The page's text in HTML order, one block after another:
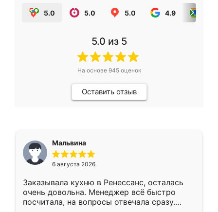
5.0 5.0 5.0 4.9
5.0 из 5
На основе 945оценок
Оставить отзыв
Мальвина
6 августа 2026
Заказывала кухню в Ренессанс, осталась
очень довольна. Менеджер всё быстро
посчитала, на вопросы отвечала сразу.